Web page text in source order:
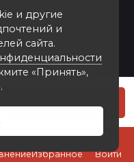
Избранное Войти
и другие
и
сайта.
«Принять»,